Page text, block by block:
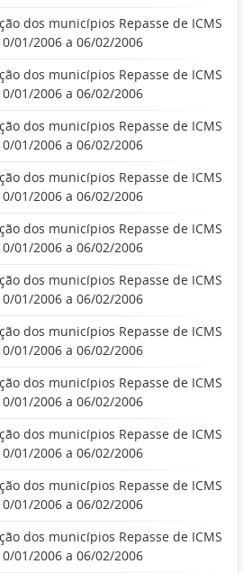
dos municípios Repasse de ICMS
01/2006 a 06/02/2006
dos municípios Repasse de ICMS
01/2006 a 06/02/2006
dos municípios Repasse de ICMS
01/2006 a 06/02/2006
dos municípios Repasse de ICMS
01/2006 a 06/02/2006
dos municípios Repasse de ICMS
01/2006 a 06/02/2006
dos municípios Repasse de ICMS
01/2006 a 06/02/2006
dos municípios Repasse de ICMS
01/2006 a 06/02/2006
dos municípios Repasse de ICMS
01/2006 a 06/02/2006
dos municípios Repasse de ICMS
01/2006 a 06/02/2006
dos municípios Repasse de ICMS
01/2006 a 06/02/2006
dos municípios Repasse de ICMS
01/2006 a 06/02/2006